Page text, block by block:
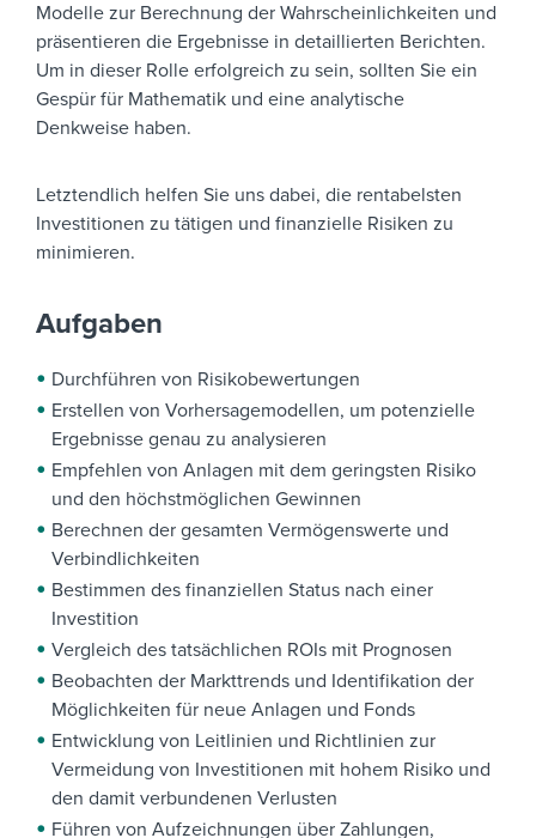
Modelle zur Berechnung der Wahrscheinlichkeiten und
präsentieren die Ergebnisse in detaillierten Berichten.
Um in dieser Rolle erfolgreich zu sein, sollten Sie ein
Gespür für Mathematik und eine analytische
Denkweise haben.
Letztendlich helfen Sie uns dabei, die rentabelsten
Investitionen zu tätigen und finanzielle Risiken zu
minimieren.
Aufgaben
Durchführen von Risikobewertungen
Erstellen von Vorhersagemodellen, um potenzielle
Ergebnisse genau zu analysieren
Empfehlen von Anlagen mit dem geringsten Risiko
und den höchstmöglichen Gewinnen
Berechnen der gesamten Vermögenswerte und
Verbindlichkeiten
Bestimmen des finanziellen Status nach einer
Investition
Vergleich des tatsächlichen ROIs mit Prognosen
Beobachten der Markttrends und Identifikation der
Möglichkeiten für neue Anlagen und Fonds
Entwicklung von Leitlinien und Richtlinien zur
Vermeidung von Investitionen mit hohem Risiko und
den damit verbundenen Verlusten
Führen von Aufzeichnungen über Zahlungen,